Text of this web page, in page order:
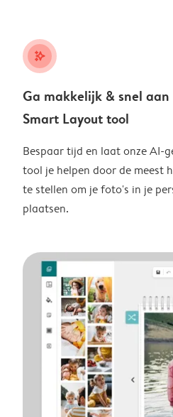
stars_plus
Ga makkelijk & snel aan
Smart Layout tool
Bespaar tijd en laat onze AI-
tool je helpen door de meest
te stellen om je foto's in je
plaatsen.